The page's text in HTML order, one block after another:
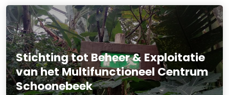
Stichting tot Beheer & Exploitatie
van het Multifunctioneel Centrum
Schoonebeek